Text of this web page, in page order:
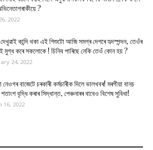
?
2022
কান্দি থকা এই শিশুটো আজি সমগ্ৰ দেশৰে হৃদস্পন্দন, তেওঁৰ
মুগ্ধ কৰে সকলোকে ! চিনিব পাৰিছে নেকি তেওঁ কোন হয় ?
24, 2022
বাজেটে চৰকাৰী কৰ্মচাৰীক দিলে ভালখবৰ! মৰগীয়া বানচ
বৃদ্ধি কৰাৰ সিদ্ধান্ত, পেঞ্চনাৰৰ বাবেও বিশেষ সুবিধা!
16, 2022